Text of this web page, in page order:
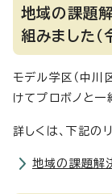
地域の課題
組みました（
モデル学区（中川
けてプロボノと一
詳しくは、下記の
地域の課題解